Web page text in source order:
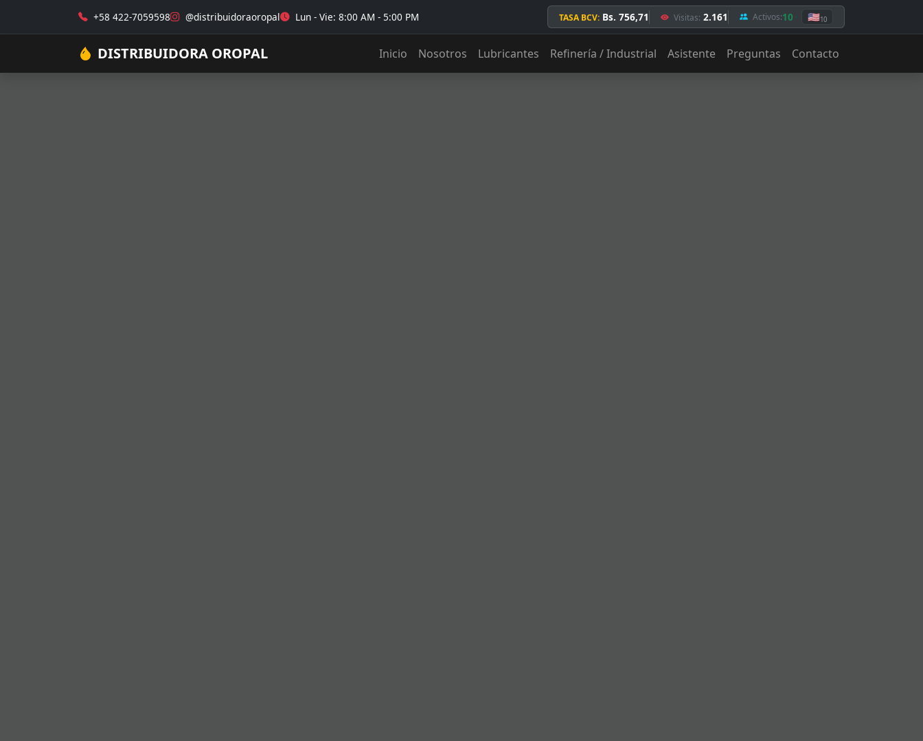
+58 422-7059598 @distribuidoraoropal Lun - Vie: 8:00 AM - 5:00 PM TASA BCV: Bs. 756,71 Visitas: 2.161 Activos:10 🇺🇸10
DISTRIBUIDORA OROPAL Inicio Nosotros Lubricantes Refinería / Industrial Asistente Preguntas Contacto